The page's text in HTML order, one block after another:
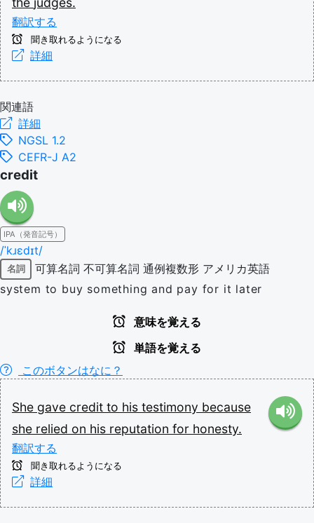
翻訳する
聞き取れるようになる
詳細
関連語
詳細
NGSL 1.2
CEFR-J A2
credit
IPA（発音記号）
/ˈkɹɛdɪt/
名詞 可算名詞 不可算名詞 通例複数形 アメリカ英語
system to buy something and pay for it later
意味を覚える
単語を覚える
このボタンはなに？
She gave credit to his testimony because
she relied on his reputation for honesty.
翻訳する
聞き取れるようになる
詳細